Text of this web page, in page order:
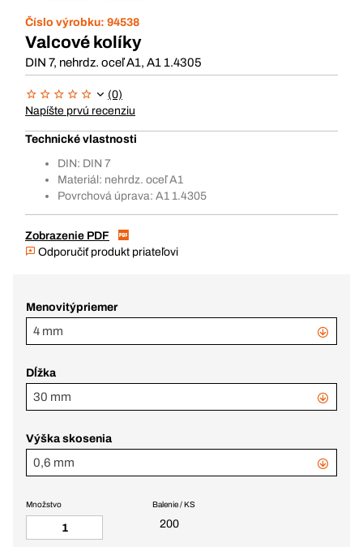
Číslo výrobku: 94538
Valcové kolíky
DIN 7, nehrdz. oceľ A1, A1 1.4305
(0)
Napíšte prvú recenziu
Technické vlastnosti
DIN: DIN 7
Materiál: nehrdz. oceľ A1
Povrchová úprava: A1 1.4305
Zobrazenie PDF
Odporučiť produkt priateľovi
Menovitýpriemer
4 mm
Dĺžka
30 mm
Výška skosenia
0,6 mm
Balenie / KS
200
Množstvo